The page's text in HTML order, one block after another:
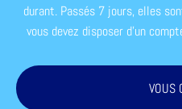
durant. Passés 7 jours, elles
vous devez disposer d'un
VOUS